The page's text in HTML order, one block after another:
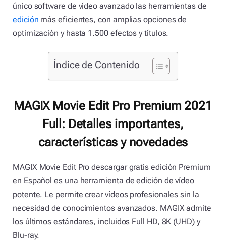
único software de vídeo avanzado las herramientas de
edición más eficientes, con amplias opciones de
optimización y hasta 1.500 efectos y títulos.
Índice de Contenido
MAGIX Movie Edit Pro Premium 2021
Full: Detalles importantes,
características y novedades
MAGIX Movie Edit Pro descargar gratis edición Premium
en Español es una herramienta de edición de vídeo
potente. Le permite crear vídeos profesionales sin la
necesidad de conocimientos avanzados. MAGIX admite
los últimos estándares, incluidos Full HD, 8K (UHD) y
Blu-ray.